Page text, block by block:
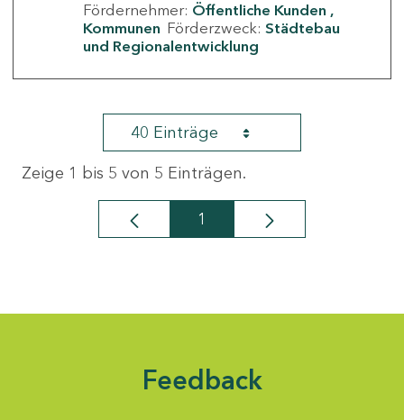
Fördernehmer: Öffentliche Kunden
Kommunen Förderzweck: Städtebau
und Regionalentwicklung
40 Einträge
Zeige 1 bis 5 von 5 Einträgen.
Seite
1
Feedback